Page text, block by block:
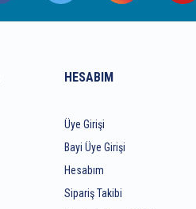
HESABIM
Üye Girişi
Bayi Üye Girişi
Hesabım
Sipariş Takibi